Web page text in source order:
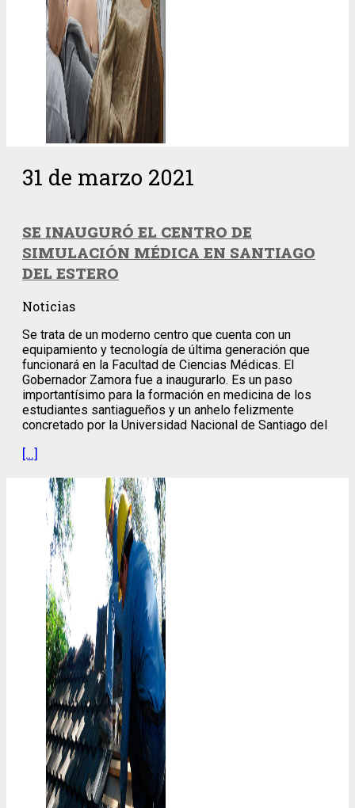
31 de marzo 2021
SE INAUGURÓ EL CENTRO DE
SIMULACIÓN MÉDICA EN SANTIAGO
DEL ESTERO
Noticias
Se trata de un moderno centro que cuenta con un
equipamiento y tecnología de última generación que
funcionará en la Facultad de Ciencias Médicas. El
Gobernador Zamora fue a inaugurarlo. Es un paso
importantísimo para la formación en medicina de los
estudiantes santiagueños y un anhelo felizmente
concretado por la Universidad Nacional de Santiago del
[…]